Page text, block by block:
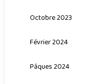
Octobre 2023
Février 2024
Pâques 2024